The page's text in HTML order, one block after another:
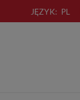
JĘZYK: PL